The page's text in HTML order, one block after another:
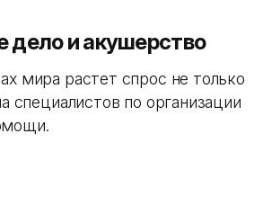
дело и акушерство
мира растет спрос не только
специалистов по организации